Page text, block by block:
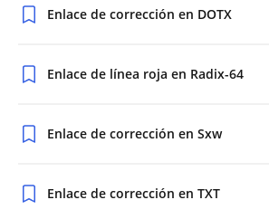
Enlace de corrección en DOTX
Enlace de línea roja en Radix-64
Enlace de corrección en Sxw
Enlace de corrección en TXT